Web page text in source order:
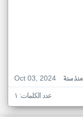
Oct 03, 2024
منذ سنة
عدد الكلمات: ١